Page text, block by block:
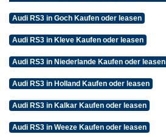
Audi RS3 in Goch Kaufen oder leasen
Audi RS3 in Kleve Kaufen oder leasen
Audi RS3 in Niederlande Kaufen oder leasen
Audi RS3 in Holland Kaufen oder leasen
Audi RS3 in Kalkar Kaufen oder leasen
Audi RS3 in Weeze Kaufen oder leasen